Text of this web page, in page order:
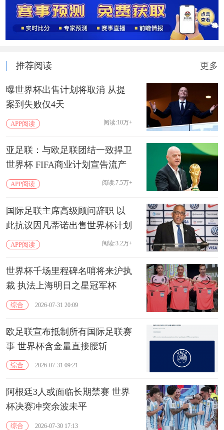
推荐阅读 更多
曝世界杯出售计划将取消 从提
案到失败仅4天
APP阅读 阅读:10万+
亚足联：与欧足联团结一致捍卫
世界杯 FIFA商业计划宣告流产
APP阅读 阅读:7.5万+
国际足联主席高级顾问辞职 以
此抗议因凡蒂诺出售世界杯计划
APP阅读 阅读:3.2万+
世界杯千场里程碑名哨将来沪执
裁 执法上海明日之星冠军杯
综合 2026-07-31 20:09
欧足联宣布抵制所有国际足联赛
事 世界杯含金量直接腰斩
综合 2026-07-31 09:21
阿根廷3人或面临长期禁赛 世界
杯决赛冲突余波未平
综合 2026-07-30 17:13